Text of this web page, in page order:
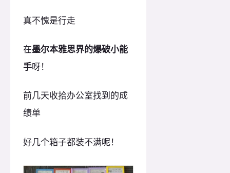
真不愧是行走
在墨尔本雅思界的爆破小能
手呀！
前几天收拾办公室找到的成
绩单
好几个箱子都装不满呢！